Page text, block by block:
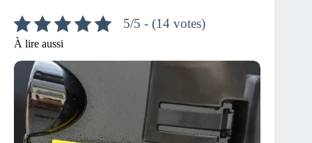
5/5 - (14 votes)
À lire aussi